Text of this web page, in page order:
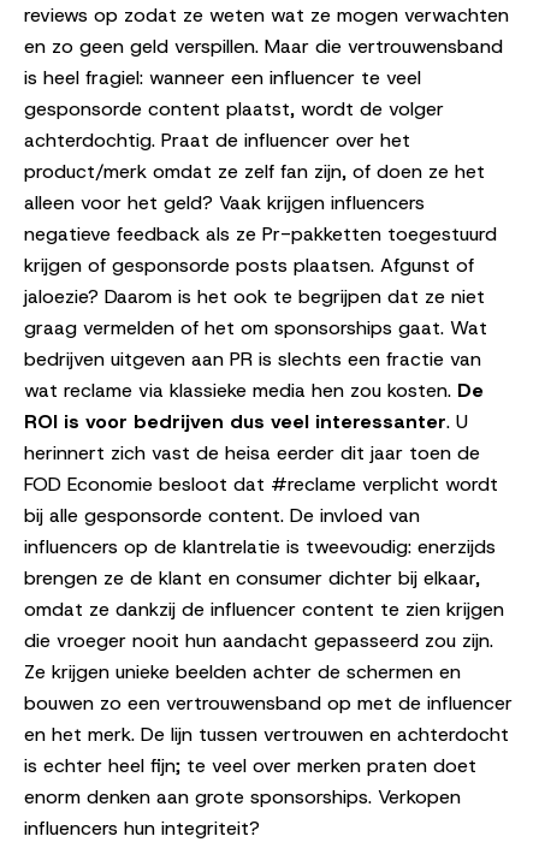
reviews op zodat ze weten wat ze mogen verwachten
en zo geen geld verspillen. Maar die vertrouwensband
is heel fragiel: wanneer een influencer te veel
gesponsorde content plaatst, wordt de volger
achterdochtig. Praat de influencer over het
product/merk omdat ze zelf fan zijn, of doen ze het
alleen voor het geld? Vaak krijgen influencers
negatieve feedback als ze Pr-pakketten toegestuurd
krijgen of gesponsorde posts plaatsen. Afgunst of
jaloezie? Daarom is het ook te begrijpen dat ze niet
graag vermelden of het om sponsorships gaat. Wat
bedrijven uitgeven aan PR is slechts een fractie van
wat reclame via klassieke media hen zou kosten. De
ROI is voor bedrijven dus veel interessanter. U
herinnert zich vast de heisa eerder dit jaar toen de
FOD Economie besloot dat #reclame verplicht wordt
bij alle gesponsorde content. De invloed van
influencers op de klantrelatie is tweevoudig: enerzijds
brengen ze de klant en consumer dichter bij elkaar,
omdat ze dankzij de influencer content te zien krijgen
die vroeger nooit hun aandacht gepasseerd zou zijn.
Ze krijgen unieke beelden achter de schermen en
bouwen zo een vertrouwensband op met de influencer
en het merk. De lijn tussen vertrouwen en achterdocht
is echter heel fijn; te veel over merken praten doet
enorm denken aan grote sponsorships. Verkopen
influencers hun integriteit?